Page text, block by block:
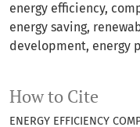
energy efficiency,
energy saving,
development, energy
How to Cite
ENERGY EFFICIENCY